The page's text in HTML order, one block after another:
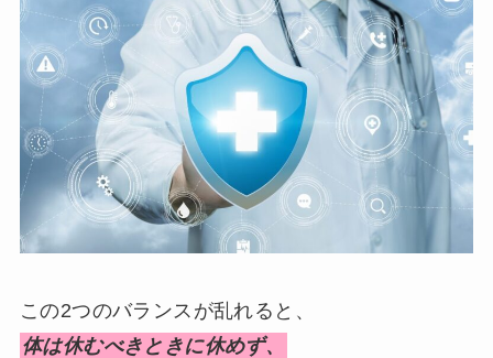
この2つのバランスが乱れると、
体は休むべきときに休めず、